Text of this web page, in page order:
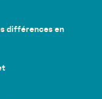
différences en